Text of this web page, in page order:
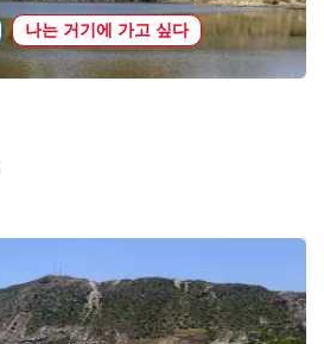
나는 거기에 가고 싶다